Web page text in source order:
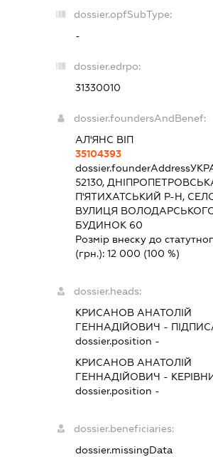
dossier.opfSubType:
-
dossier.edrpo:
31330010
dossier.foundersAndBenef:
АЛ'ЯНС ВІП
35104393
dossier.founderAddress
52130,
П'ЯТИХАТСЬКИЙ Р-Н,
ВУЛИЦЯ
БУДИНОК 60
Розмір внеску до
(грн.):12 000 (100 %)
dossier.heads:
КРИСАНОВ АНАТОЛІЙ
ГЕННАДІЙОВИЧ -
dossier.position -
КРИСАНОВ АНАТОЛІЙ
ГЕННАДІЙОВИЧ -
dossier.position -
dossier.beneficiaries:
dossier.missingData